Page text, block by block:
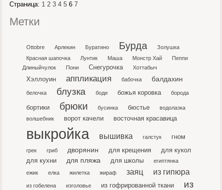
Страница: 1 2 3 4 5 67
Метки
Ottobre Арлекин Буратино Бурда
Золушка
Красная шапочка
Лунтик Маша Монстр Хай
Пеппи
Длиныйчулок
Пони Снегурочка Хоттабыч
Хэллоуин аппликация бабочка балдахин
белочка блузка боди божья коровка борода
бортики брюки бусинка бюстье
водолазка
волшебник
ворот качели восточная красавица
выкройка вышивка галстук гном
грек гриб дворянин для крещения
для кукол
для кухни
для пляжа для школы
египтянка
ежик
елка жилетка жираф заяц из гипюра
из гобелена изголовье из гофрированной ткани
из